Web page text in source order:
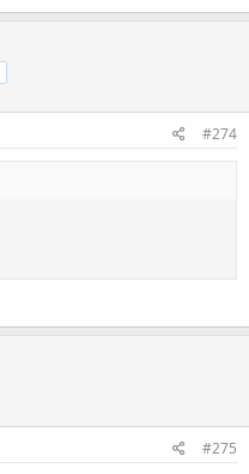
#274
#275